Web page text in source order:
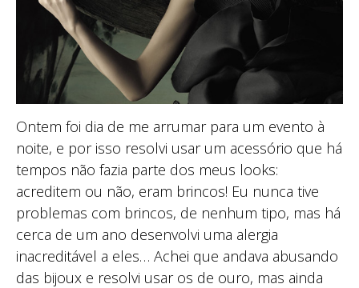
Ontem foi dia de me arrumar para um evento à
noite, e por isso resolvi usar um acessório que há
tempos não fazia parte dos meus looks:
acreditem ou não, eram brincos! Eu nunca tive
problemas com brincos, de nenhum tipo, mas há
cerca de um ano desenvolvi uma alergia
inacreditável a eles… Achei que andava abusando
das bijoux e resolvi usar os de ouro, mas ainda